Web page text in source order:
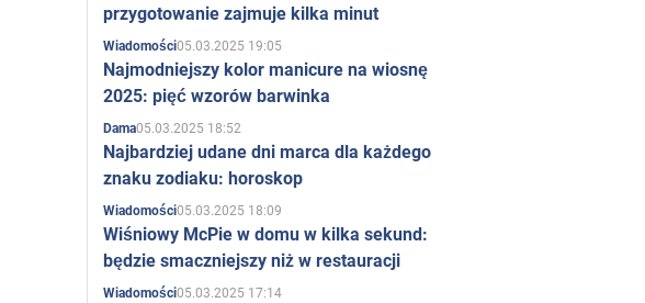
przygotowanie zajmuje kilka minut
Wiadomości05.03.2025 19:05
Najmodniejszy kolor manicure na wiosnę
2025: pięć wzorów barwinka
Dama05.03.2025 18:52
Najbardziej udane dni marca dla każdego
znaku zodiaku: horoskop
Wiadomości05.03.2025 18:09
Wiśniowy McPie w domu w kilka sekund:
będzie smaczniejszy niż w restauracji
Wiadomości05.03.2025 17:14